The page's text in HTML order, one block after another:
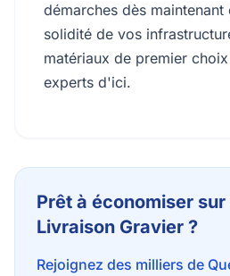
démarches dès maintenant
solidité de vos
matériaux de premier
experts d'ici.
Prêt à économiser
Livraison Gravier ?
Rejoignez des milliers de